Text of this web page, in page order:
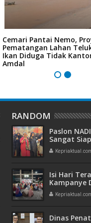
Cemari Pantai Nemo,
Pematangan Lahan
Ikan Diduga Tidak
Amdal
RANDOM
Paslon
Sangat Siap
Debat
Isi Hari
Kampanye
Batam, ,
Dzikir dan
Permata
Dinas